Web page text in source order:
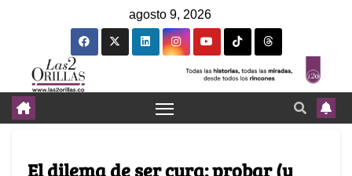
agosto 9, 2026
El dilema de ser cura: probar (y